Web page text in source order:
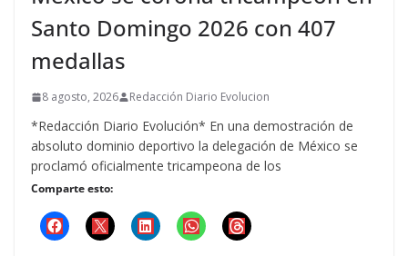
Santo Domingo 2026 con 407
medallas
8 agosto, 2026 Redacción Diario Evolucion
*Redacción Diario Evolución* En una demostración de
absoluto dominio deportivo la delegación de México se
proclamó oficialmente tricampeona de los
Comparte esto: